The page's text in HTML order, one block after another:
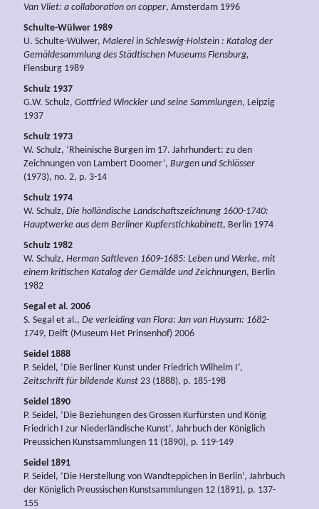
Van Vliet: a collaboration on copper, Amsterdam 1996
Schulte-Wülwer 1989
U. Schulte-Wülwer, Malerei in Schleswig-Holstein : Katalog der
Gemäldesammlung des Städtischen Museums Flensburg,
Flensburg 1989
Schulz 1937
G.W. Schulz, Gottfried Winckler und seine Sammlungen, Leipzig
1937
Schulz 1973
W. Schulz, ‘Rheinische Burgen im 17. Jahrhundert: zu den
Zeichnungen von Lambert Doomer’, Burgen und Schlösser
(1973), no. 2, p. 3-14
Schulz 1974
W. Schulz, Die holländische Landschaftszeichnung 1600-1740:
Hauptwerke aus dem Berliner Kupferstichkabinett, Berlin 1974
Schulz 1982
W. Schulz, Herman Saftleven 1609-1685: Leben und Werke, mit
einem kritischen Katalog der Gemälde und Zeichnungen, Berlin
1982
Segal et al. 2006
S. Segal et al., De verleiding van Flora: Jan van Huysum: 1682-
1749, Delft (Museum Het Prinsenhof) 2006
Seidel 1888
P. Seidel, ‘Die Berliner Kunst under Friedrich Wilhelm I’,
Zeitschrift für bildende Kunst 23 (1888), p. 185-198
Seidel 1890
P. Seidel, ‘Die Beziehungen des Grossen Kurfürsten und König
Friedrich I zur Niederländische Kunst’, Jahrbuch der Königlich
Preussichen Kunstsammlungen 11 (1890), p. 119-149
Seidel 1891
P. Seidel, ‘Die Herstellung von Wandteppichen in Berlin’, Jahrbuch
der Königlich Preussischen Kunstsammlungen 12 (1891), p. 137-
155